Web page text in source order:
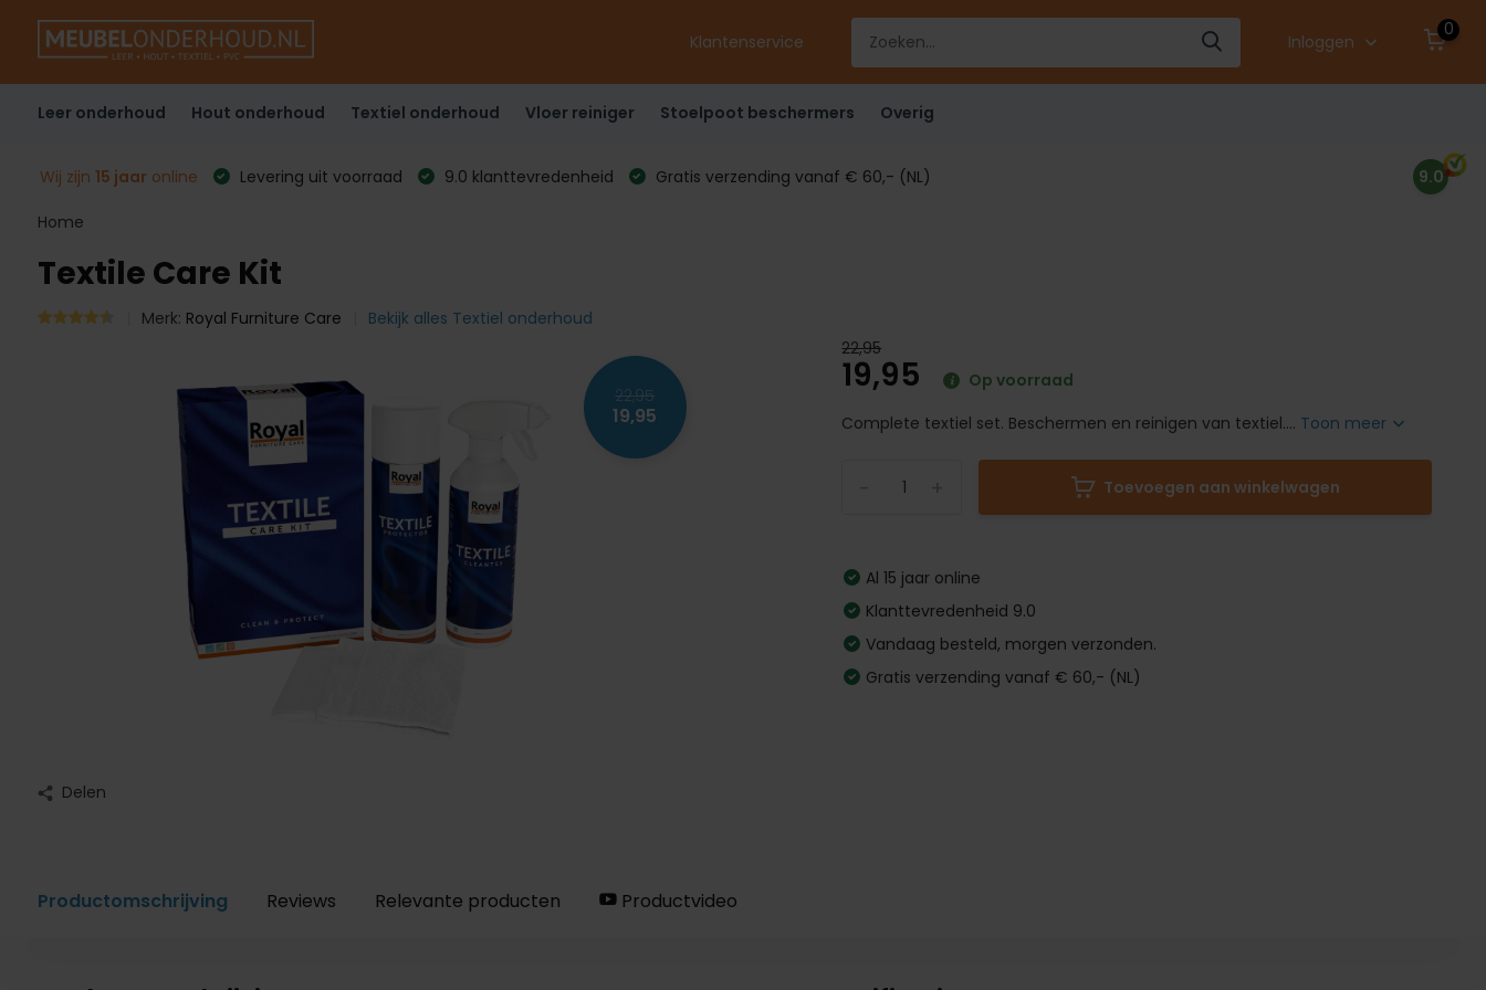
Klantenservice Inloggen
0
Leer onderhoud Hout onderhoud Textiel onderhoud Vloer reiniger Stoelpoot beschermers Overig
Wij zijn 15 jaaronline Levering uit voorraad 9.0 klanttevredenheid Gratis verzending vanaf € 60,- (NL) 9.0
Home
Textile Care Kit
Merk: Royal Furniture Care Bekijk alles Textiel onderhoud
22,95
19,95
Delen
22,95
19,95
Op voorraad
Complete textiel set. Beschermen en reinigen van textiel.... Toon meer
Toevoegen aan winkelwagen
Al 15 jaar online
Klanttevredenheid 9.0
Vandaag besteld, morgen verzonden.
Gratis verzending vanaf € 60,- (NL)
Productomschrijving Reviews Relevante producten Productvideo